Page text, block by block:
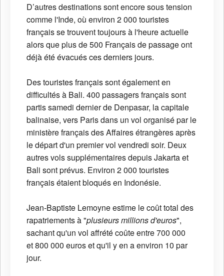
D’autres destinations sont encore sous tension
comme l'Inde, où environ 2 000 touristes
français se trouvent toujours à l'heure actuelle
alors que plus de 500 Français de passage ont
déjà été évacués ces derniers jours.
Des touristes français sont également en
difficultés à Bali. 400 passagers français sont
partis samedi dernier de Denpasar, la capitale
balinaise, vers Paris dans un vol organisé par le
ministère français des Affaires étrangères après
le départ d'un premier vol vendredi soir. Deux
autres vols supplémentaires depuis Jakarta et
Bali sont prévus. Environ 2 000 touristes
français étaient bloqués en Indonésie.
Jean-Baptiste Lemoyne estime le coût total des
rapatriements à "plusieurs millions d'euros",
sachant qu'un vol affrété coûte entre 700 000
et 800 000 euros et qu'il y en a environ 10 par
jour.